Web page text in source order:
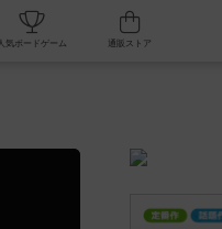
カフェ/店舗 人気ボードゲーム